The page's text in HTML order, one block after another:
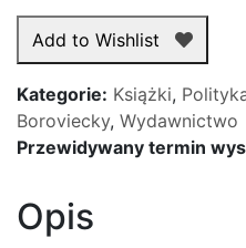
-
Nacjonalizm
Monarchizm.
Studia
politologiczno
Add to Wishlist
Kategorie: Książki,
Boroviecky, Wydawnictwo
Przewidywany termin
Opis